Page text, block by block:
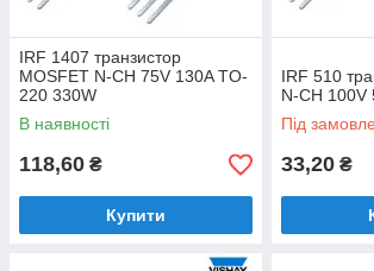
IRF 1407 транзистор
MOSFET N-CH 75V 130A TO-
220 330W
В наявності
118,60 ₴
Купити
IRF 510
N-CH 100V
Під
33,20 ₴